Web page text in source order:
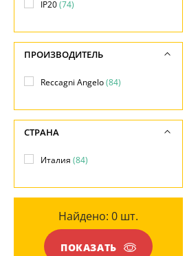
Длина, см
Сфера(1)
другая(3)
ПОВЕРХНОСТЬ
Матовый(25)
НАПРАВЛЕНИЕ
Вниз(78)
Золото(32)
Золотой (18)
Коричневый(2)
ПОВЕРХНОСТЬ
Глянцевый
Общая мощность ламп
-
Напряжение
-
IP20(74)
ПРОИЗВОДИТЕЛЬ
Reccagni Angelo(84)
СТРАНА
Италия (84)
Найдено: 0 шт.
ПОКАЗАТЬ